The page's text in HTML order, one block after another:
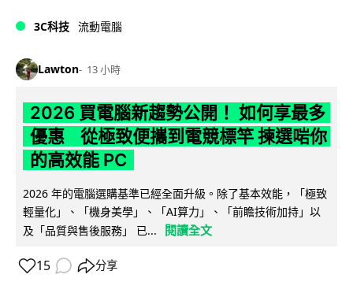
3C科技 流動電腦
Lawton 13 小時
2026 買電腦新趨勢公開！ 如何享最多
優惠 從極致便攜到電競標竿 揀選啱你
的高效能 PC
2026 年的電腦選購基準已經全面升級。除了基本效能，「極致
輕量化」、「機身美學」、「AI算力」、「前瞻技術加持」以
及「品質與售後服務」 已...
閱讀全文
15 分享